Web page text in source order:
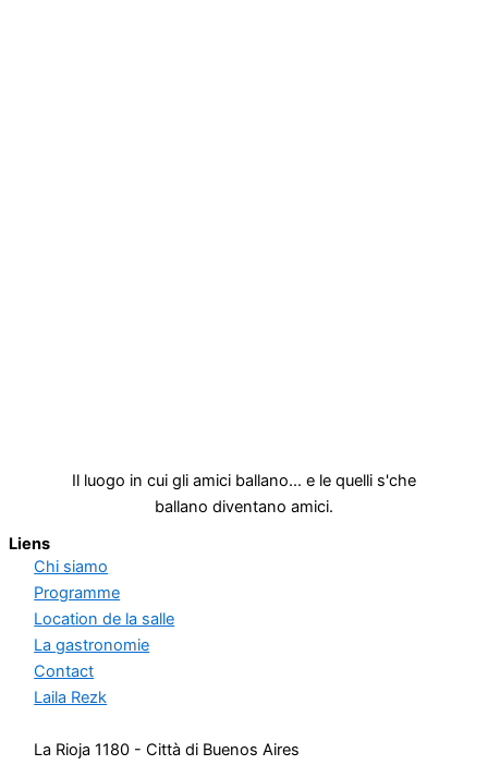
Il luogo in cui gli amici ballano... e le quelli s'che
ballano diventano amici.
Liens
Chi siamo
Programme
Location de la salle
La gastronomie
Contact
Laila Rezk
La Rioja 1180 - Città di Buenos Aires